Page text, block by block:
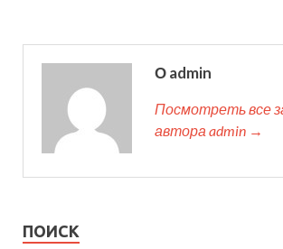
О admin
Посмотреть все
автора admin →
ПОИСК